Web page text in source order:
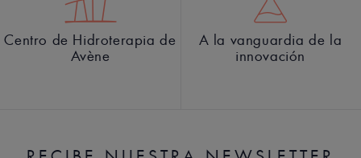
Centro de Hidroterapia de
Avène
A la vanguardia de la
innovación